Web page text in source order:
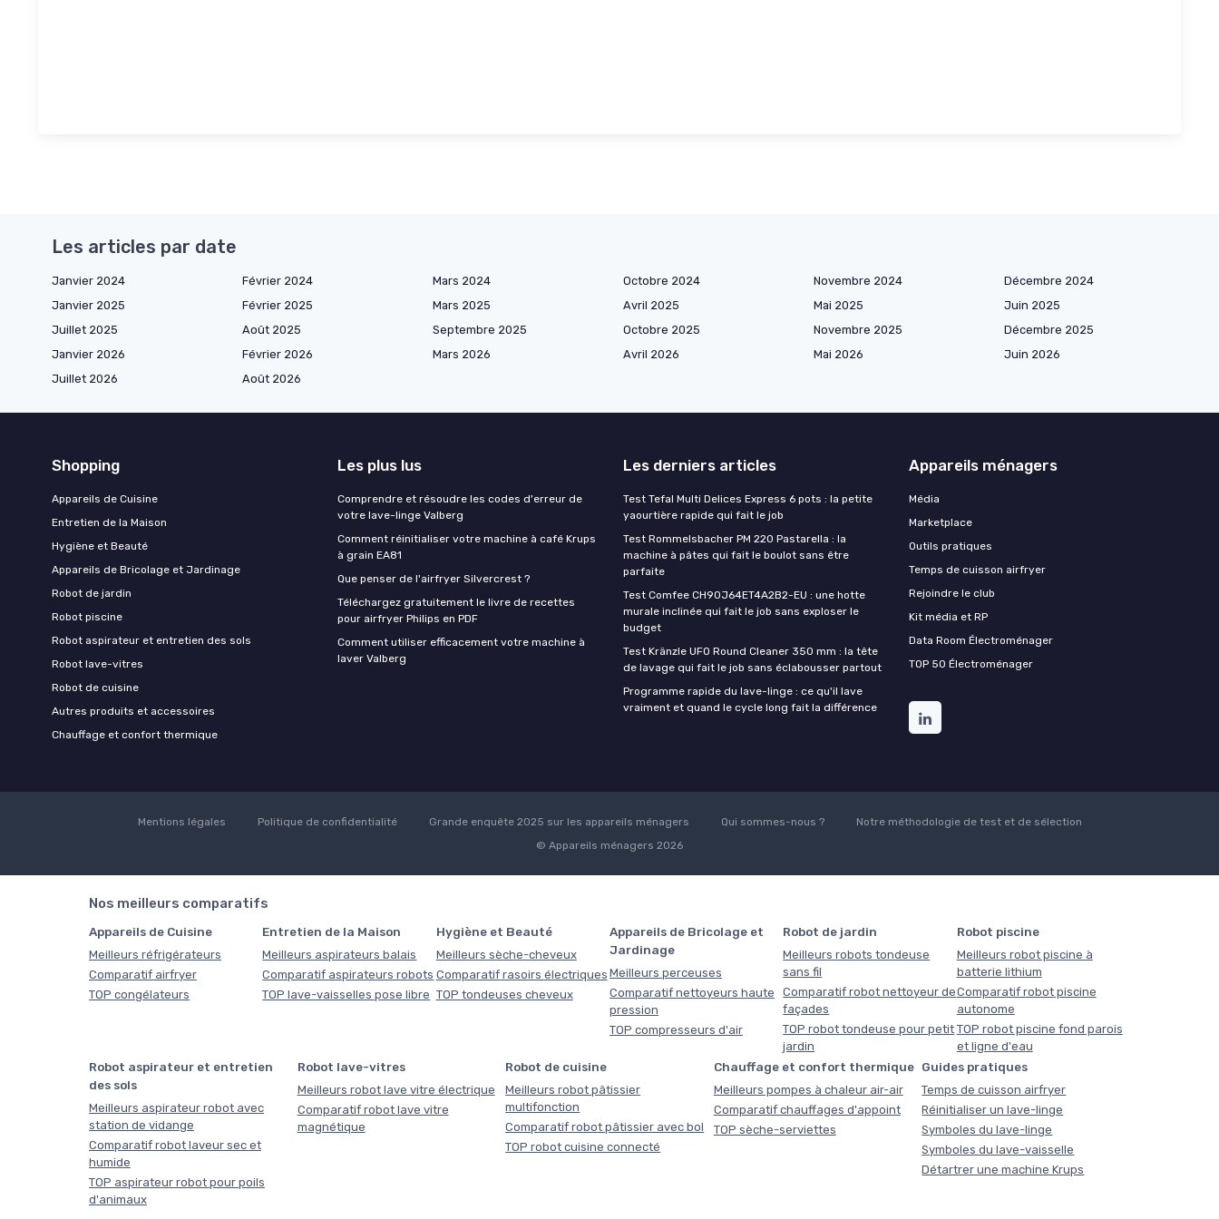
Les articles par date
Janvier 2024 Février 2024 Mars 2024 Octobre 2024 Novembre 2024
Décembre 2024
Janvier 2025
Février 2025 Mars 2025 Avril 2025 Mai 2025
Juin 2025
Juillet 2025
Août 2025 Septembre 2025 Octobre 2025 Novembre 2025
Décembre 2025
Janvier 2026
Février 2026 Mars 2026 Avril 2026 Mai 2026
Juin 2026
Juillet 2026
Août 2026
Shopping
Appareils de Cuisine
Entretien de la Maison
Hygiène et Beauté
Appareils de Bricolage et Jardinage
Robot de jardin
Robot piscine
Robot aspirateur et entretien des sols
Robot lave-vitres
Robot de cuisine
Autres produits et accessoires
Chauffage et confort thermique
Les plus lus
Comprendre et résoudre les codes d'erreur de
votre lave-linge Valberg
Comment réinitialiser votre machine à café Krups
à grain EA81
Que penser de l'airfryer Silvercrest ?
Téléchargez gratuitement le livre de recettes
pour airfryer Philips en PDF
Comment utiliser efficacement votre machine à
laver Valberg
Les derniers articles
Test Tefal Multi Delices Express 6 pots : la petite
yaourtière rapide qui fait le job
Test Rommelsbacher PM 220 Pastarella : la
machine à pâtes qui fait le boulot sans être
parfaite
Test Comfee CH90J64ET4A2B2-EU : une hotte
murale inclinée qui fait le job sans exploser le
budget
Test Kränzle UFO Round Cleaner 350 mm : la tête
de lavage qui fait le job sans éclabousser partout
Programme rapide du lave-linge : ce qu'il lave
vraiment et quand le cycle long fait la différence
Appareils ménagers
Média
Marketplace
Outils pratiques
Temps de cuisson airfryer
Rejoindre le club
Kit média et RP
Data Room Électroménager
TOP 50 Électroménager
Mentions légales Politique de confidentialité Grande enquête 2025 sur les appareils ménagers Qui sommes-nous ?
Notre méthodologie de test et de sélection
© Appareils ménagers 2026
Nos meilleurs comparatifs
Appareils de Cuisine
Meilleurs réfrigérateurs
Comparatif airfryer
TOP congélateurs
Entretien de la Maison
Meilleurs aspirateurs balais
Comparatif aspirateurs robots
TOP lave-vaisselles pose libre
Hygiène et Beauté
Meilleurs sèche-cheveux
Comparatif rasoirs électriques
TOP tondeuses cheveux
Appareils de Bricolage et
Jardinage
Meilleurs perceuses
Comparatif nettoyeurs haute
pression
TOP compresseurs d'air
Robot de jardin
Meilleurs robots tondeuse
sans fil
Comparatif robot nettoyeur de
façades
TOP robot tondeuse pour petit
jardin
Robot piscine
Meilleurs robot piscine à
batterie lithium
Comparatif robot piscine
autonome
TOP robot piscine fond parois
et ligne d'eau
Robot aspirateur et entretien
des sols
Meilleurs aspirateur robot avec
station de vidange
Comparatif robot laveur sec et
humide
TOP aspirateur robot pour poils
d'animaux
Robot lave-vitres
Meilleurs robot lave vitre électrique
Comparatif robot lave vitre
magnétique
Robot de cuisine
Meilleurs robot pâtissier
multifonction
Comparatif robot pâtissier avec bol
TOP robot cuisine connecté
Chauffage et confort thermique
Meilleurs pompes à chaleur air-air
Comparatif chauffages d'appoint
TOP sèche-serviettes
Guides pratiques
Temps de cuisson airfryer
Réinitialiser un lave-linge
Symboles du lave-linge
Symboles du lave-vaisselle
Détartrer une machine Krups